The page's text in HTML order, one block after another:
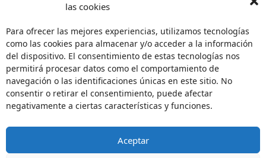
las cookies
Para ofrecer las mejores experiencias, utilizamos tecnologías
como las cookies para almacenar y/o acceder a la información
del dispositivo. El consentimiento de estas tecnologías nos
permitirá procesar datos como el comportamiento de
navegación o las identificaciones únicas en este sitio. No
consentir o retirar el consentimiento, puede afectar
negativamente a ciertas características y funciones.
Aceptar
Política de Términos y Condiciones de Uso
Política de Tratamiento de Datos Personales VECOL
S.A
Política de Derechos de Autor y Uso sobre los
Contenidos
Política Editorial de la Sede Electrónica
Encuesta de usabilidad